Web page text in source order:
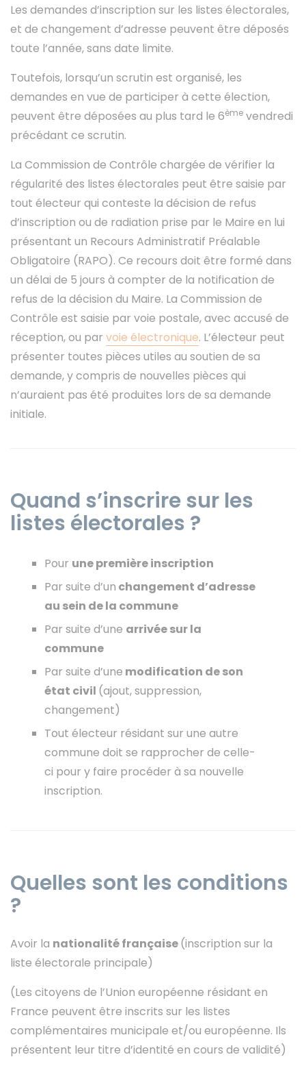
Les demandes d’inscription sur les listes électorales,
et de changement d’adresse peuvent être déposés
toute l’année, sans date limite.
Toutefois, lorsqu’un scrutin est organisé, les
demandes en vue de participer à cette élection,
peuvent être déposées au plus tard le 6ème vendredi
précédant ce scrutin.
La Commission de Contrôle chargée de vérifier la
régularité des listes électorales peut être saisie par
tout électeur qui conteste la décision de refus
d’inscription ou de radiation prise par le Maire en lui
présentant un Recours Administratif Préalable
Obligatoire (RAPO). Ce recours doit être formé dans
un délai de 5 jours à compter de la notification de
refus de la décision du Maire. La Commission de
Contrôle est saisie par voie postale, avec accusé de
réception, ou par voie électronique. L’électeur peut
présenter toutes pièces utiles au soutien de sa
demande, y compris de nouvelles pièces qui
n’auraient pas été produites lors de sa demande
initiale.
Quand s’inscrire sur les
listes électorales ?
Pour une première inscription
Par suite d’un changement d’adresse
au sein de la commune
Par suite d’une arrivée sur la
commune
Par suite d’une modification de son
état civil (ajout, suppression,
changement)
Tout électeur résidant sur une autre
commune doit se rapprocher de celle-
ci pour y faire procéder à sa nouvelle
inscription.
Quelles sont les conditions
?
Avoir la nationalité française(inscription sur la
liste électorale principale)
(Les citoyens de l’Union européenne résidant en
France peuvent être inscrits sur les listes
complémentaires municipale et/ou européenne. Ils
présentent leur titre d’identité en cours de validité)